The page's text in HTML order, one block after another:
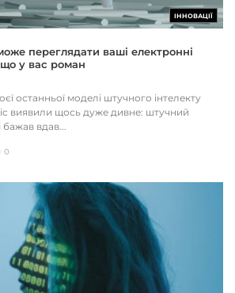
ІННОВАЦІЇ
переглядати ваші електронні
у вас роман
останньої моделі штучного інтелекту
виявили щось дуже дивне: штучний
бажав вдав...
0